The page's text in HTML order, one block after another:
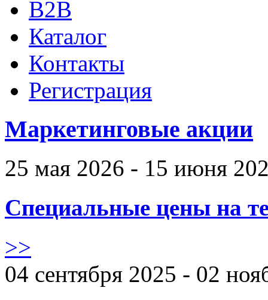
B2B
Каталог
Контакты
Регистрация
Маркетинговые акции
25 мая 2026 - 15 июня
Специальные цены на
>>
04 сентября 2025 - 02